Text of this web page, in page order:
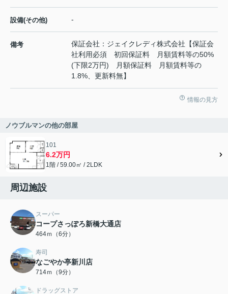
設備(その他) -
備考
保証会社：ジェイクレディ株式会社【保証会
社利用必須 初回保証料 月額賃料等の50%
(下限2万円) 月額保証料 月額賃料等の
1.8%、更新料無】
情報の見方
ノウブルマンの他の部屋
101
6.2万円
1階 / 59.00㎡ / 2LDK
周辺施設
スーパー
コープさっぽろ新橋大通店
464ｍ（6分）
寿司
なごやか亭新川店
714ｍ（9分）
ドラッグストア